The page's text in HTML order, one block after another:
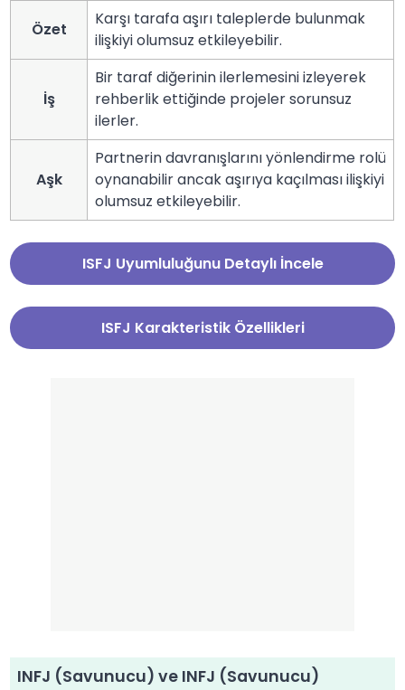
Özet
Karşı tarafa aşırı taleplerde bulunmak
ilişkiyi olumsuz etkileyebilir.
İş
Bir taraf diğerinin ilerlemesini izleyerek
rehberlik ettiğinde projeler sorunsuz
ilerler.
Aşk
Partnerin davranışlarını yönlendirme rolü
oynanabilir ancak aşırıya kaçılması ilişkiyi
olumsuz etkileyebilir.
ISFJ Uyumluluğunu Detaylı İncele
ISFJ Karakteristik Özellikleri
INFJ (Savunucu) ve INFJ (Savunucu)